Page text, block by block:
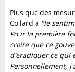
Plus que des
Collard a "le
Pour la première
croire que ce
d'éradiquer ce qui
Personnellement,